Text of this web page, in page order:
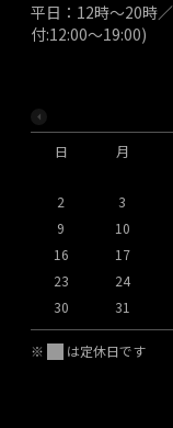
日 月
2
3
9
10
16
17
23
24
30
31
※ は定休日です
平日：12時～20時
付:12:00～19:00)